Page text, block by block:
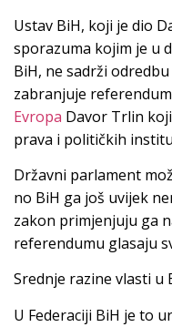
Ustav BiH, koji je dio
sporazuma kojim je u
BiH, ne sadrži
zabranjuje
Evropa Davor Trlin
prava i političkih
Državni parlament
no BiH ga još uvijek
zakon primjenjuju ga
referendumu glasaju
Srednje razine vlasti u
U Federaciji BiH je to